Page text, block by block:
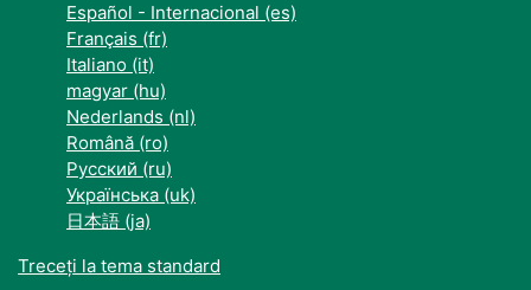
Español - Internacional ‎(es)‎
Français ‎(fr)‎
Italiano ‎(it)‎
magyar ‎(hu)‎
Nederlands ‎(nl)‎
Română ‎(ro)‎
Русский ‎(ru)‎
Українська ‎(uk)‎
日本語 ‎(ja)‎
Treceți la tema standard